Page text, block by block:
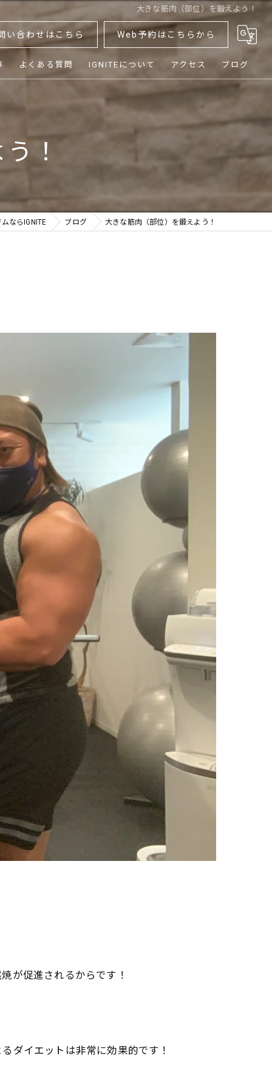
大きな筋肉（部位）を鍛えよう！
い合わせはこちら Web予約はこちらから
よくある質問 IGNITEについて
ダイエット
ボディメイク
健康
体験
アクセス ブログ
！
ならIGNITE ブログ 大きな筋肉（部位）を鍛えよう！
が促進されるからです！
ダイエットは非常に効果的です！